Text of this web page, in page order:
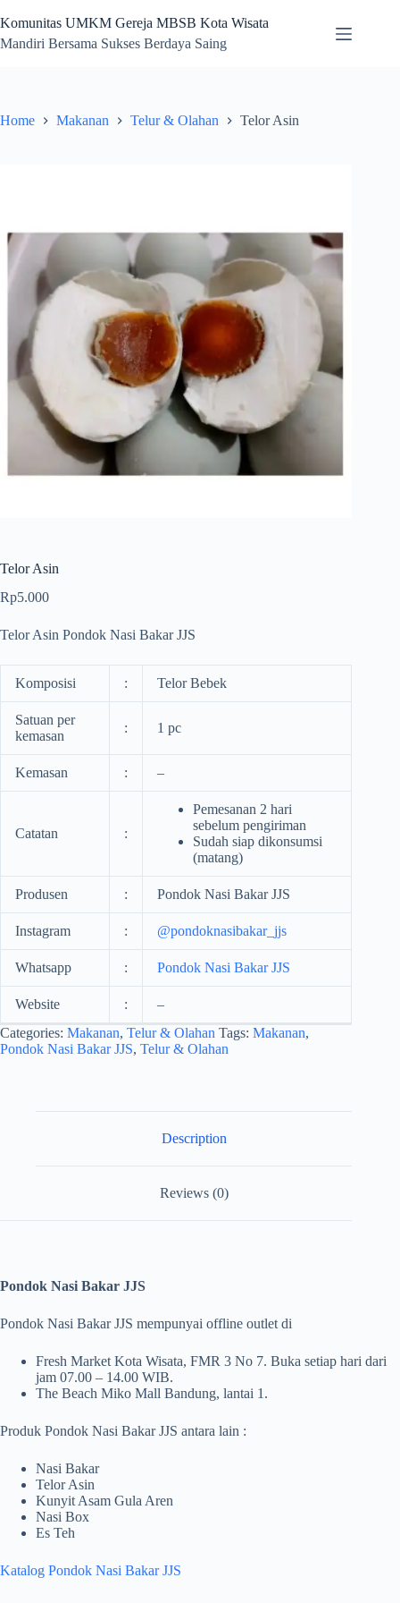
to
content
Komunitas UMKM Gereja MBSB Kota Wisata
Mandiri Bersama Sukses Berdaya Saing
Home Makanan Telur & Olahan Telor Asin
Telor Asin
Rp5.000
Telor Asin Pondok Nasi Bakar JJS
Komposisi : Telor Bebek
Satuan per
kemasan
: 1 pc
Kemasan : –
Catatan :
Pemesanan 2 hari
sebelum pengiriman
Sudah siap dikonsumsi
(matang)
Produsen : Pondok Nasi Bakar JJS
Instagram : @pondoknasibakar_jjs
Whatsapp : Pondok Nasi Bakar JJS
Website :
–
Categories: Makanan, Telur & Olahan Tags: Makanan,
Pondok Nasi Bakar JJS, Telur & Olahan
Description
Reviews (0)
Pondok Nasi Bakar JJS
Pondok Nasi Bakar JJS mempunyai offline outlet di
Fresh Market Kota Wisata, FMR 3 No 7. Buka setiap hari dari
jam 07.00 – 14.00 WIB.
The Beach Miko Mall Bandung, lantai 1.
Produk Pondok Nasi Bakar JJS antara lain :
Nasi Bakar
Telor Asin
Kunyit Asam Gula Aren
Nasi Box
Es Teh
Katalog Pondok Nasi Bakar JJS